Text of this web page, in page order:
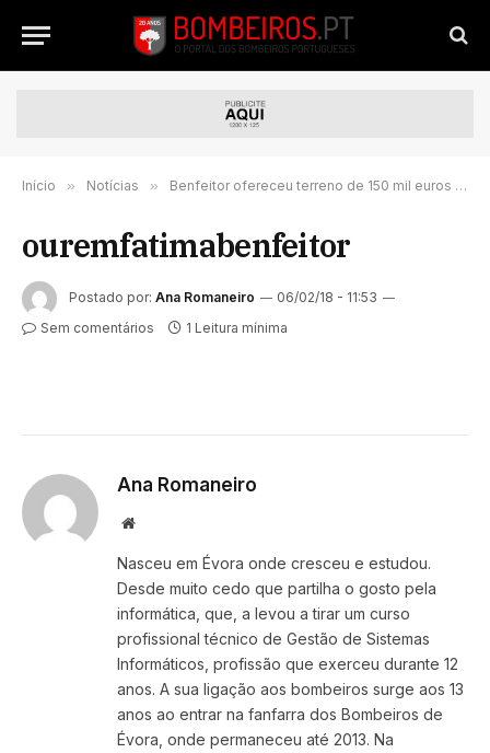
Início » Notícias » Benfeitor ofereceu terreno de 150 mil euros aos Bombeiros de Fátima
ouremfatimabenfeitor
Postado por: Ana Romaneiro
06/02/18 - 11:53
Sem comentários
1 Leitura mínima
Ana Romaneiro
Website
Nasceu em Évora onde cresceu e estudou.
Desde muito cedo que partilha o gosto pela
informática, que, a levou a tirar um curso
profissional técnico de Gestão de Sistemas
Informáticos, profissão que exerceu durante 12
anos. A sua ligação aos bombeiros surge aos 13
anos ao entrar na fanfarra dos Bombeiros de
Évora, onde permaneceu até 2013. Na